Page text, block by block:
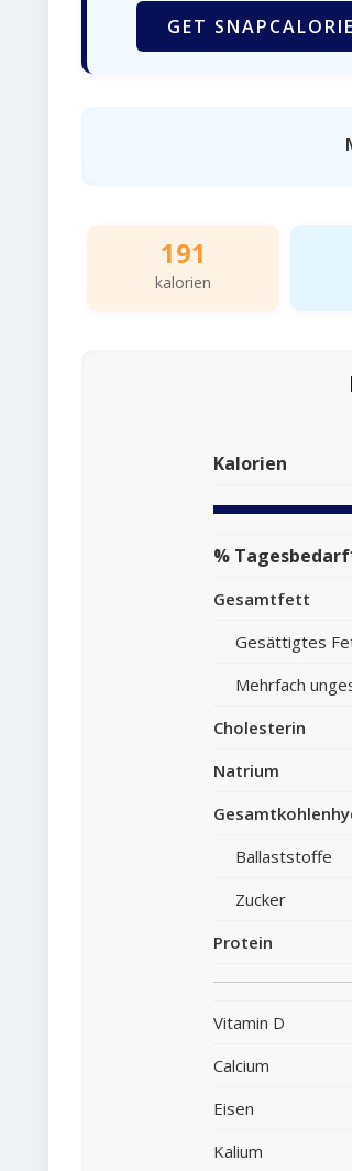
GET
191
kalorien
Kalorien
%
Gesamtfett
Gesättigtes
Mehrfach
Cholesterin
Natrium
Ballaststoffe
Zucker
Protein
Vitamin D
Calcium
Eisen
Kalium